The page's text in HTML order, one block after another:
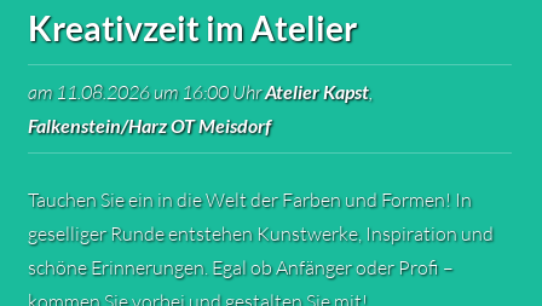
Kreativzeit im Atelier
am 11.08.2026 um 16:00 UhrAtelier Kapst,
Falkenstein/Harz OT Meisdorf
Tauchen Sie ein in die Welt der Farben und Formen! In
geselliger Runde entstehen Kunstwerke, Inspiration und
schöne Erinnerungen. Egal ob Anfänger oder Profi –
kommen Sie vorbei und gestalten Sie mit!